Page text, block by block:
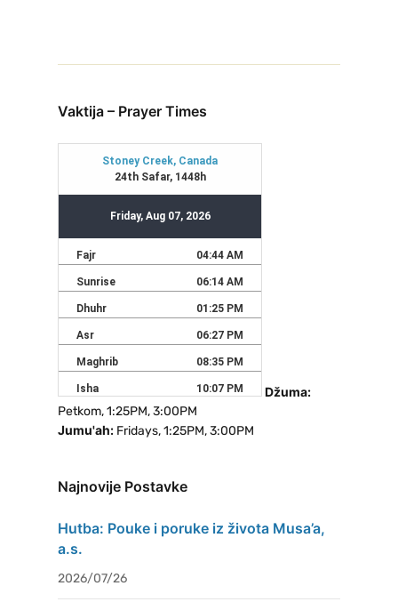
Vaktija – Prayer Times
Džuma:
Petkom, 1:25PM, 3:00PM
Jumu'ah: Fridays, 1:25PM, 3:00PM
Najnovije Postavke
Hutba: Pouke i poruke iz života Musa’a,
a.s.
2026/07/26